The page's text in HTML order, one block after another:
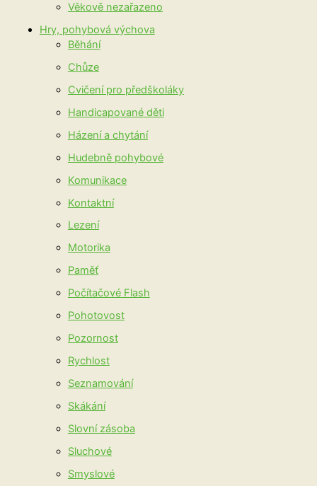
Věkově nezařazeno
Hry, pohybová výchova
Běhání
Chůze
Cvičení pro předškoláky
Handicapované děti
Házení a chytání
Hudebně pohybové
Komunikace
Kontaktní
Lezení
Motorika
Paměť
Počítačové Flash
Pohotovost
Pozornost
Rychlost
Seznamování
Skákání
Slovní zásoba
Sluchové
Smyslové